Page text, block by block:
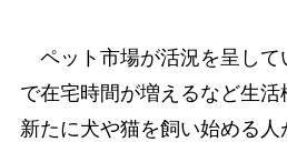
ペット市場が活況を呈して
で在宅時間が増えるなど生活
新たに犬や猫を飼い始める